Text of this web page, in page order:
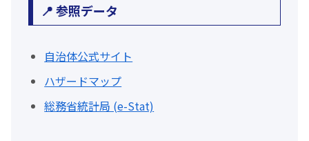
📍 参照データ
自治体公式サイト
ハザードマップ
総務省統計局 (e-Stat)